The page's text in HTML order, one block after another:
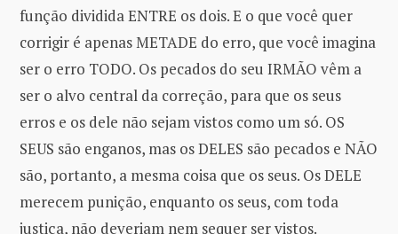
função dividida ENTRE os dois. E o que você quer
corrigir é apenas METADE do erro, que você imagina
ser o erro TODO. Os pecados do seu IRMÃO vêm a
ser o alvo central da correção, para que os seus
erros e os dele não sejam vistos como um só. OS
SEUS são enganos, mas os DELES são pecados e NÃO
são, portanto, a mesma coisa que os seus. Os DELE
merecem punição, enquanto os seus, com toda
justiça, não deveriam nem sequer ser vistos.